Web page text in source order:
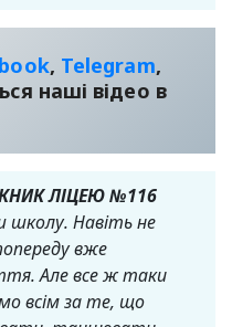
, Telegram,
наші відео в
ЛІЦЕЮ №116
школу. Навіть не
вже
Але все ж таки
всім за те, що